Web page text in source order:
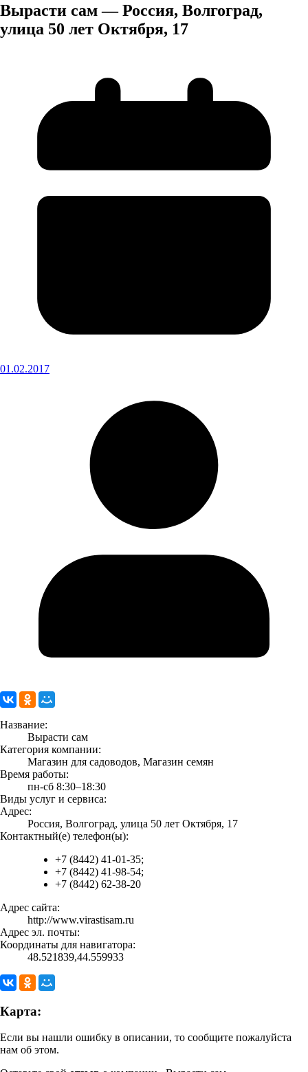
Вырасти сам — Россия, Волгоград,
улица 50 лет Октября, 17
01.02.2017
Название:
Вырасти сам
Категория компании:
Магазин для садоводов, Магазин семян
Время работы:
пн-сб 8:30–18:30
Виды услуг и сервиса:
Адрес:
Россия, Волгоград, улица 50 лет Октября, 17
Контактный(е) телефон(ы):
+7 (8442) 41-01-35;
+7 (8442) 41-98-54;
+7 (8442) 62-38-20
Адрес сайта:
http://www.virastisam.ru
Адрес эл. почты:
Координаты для навигатора:
48.521839,44.559933
Карта:
Если вы нашли ошибку в описании, то сообщите пожалуйста
нам об этом.